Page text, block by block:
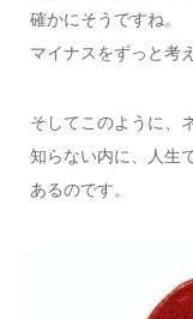
確かにそうですね。
マイナスをずっと考
そしてこのように、
知らない内に、人生
あるのです。